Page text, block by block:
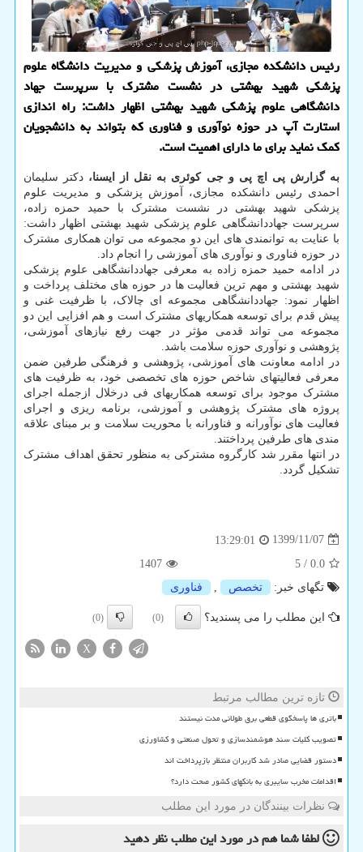
رئیس دانشکده مجازی، آموزش پزشکی و مدیریت دانشگاه علوم
پزشکی شهید بهشتی در نشست مشترک با سرپرست جهاد
دانشگاهی علوم پزشکی شهید بهشتی اظهار داشت: راه اندازی
استارت آپ در حوزه نوآوری و فناوری که بتواند به دانشجویان
کمک نماید برای ما دارای اهمیت است.
به گزارش پی اچ پی و جی کوئری به نقل از ایسنا، دکتر سلیمان
احمدی رئیس دانشکده مجازی، آموزش پزشکی و مدیریت علوم
پزشکی شهید بهشتی در نشست مشترک با حمید حمزه زاده،
سرپرست جهاددانشگاهی علوم پزشکی شهید بهشتی اظهار داشت:
با عنایت به توانمندی های این دو مجموعه می توان همکاری مشترک
در حوزه فناوری و نوآوری های آموزشی را انجام داد.
در ادامه حمید حمزه زاده به معرفی جهاددانشگاهی علوم پزشکی
شهید بهشتی و مهم ترین فعالیت ها در حوزه های مختلف پرداخت و
اظهار نمود: جهاددانشگاهی مجموعه ای چالاک، با ظرفیت غنی و
پیش قدم برای توسعه همکاریهای مشترک است و هم افزایی این دو
مجموعه می تواند قدمی مؤثر در جهت رفع نیازهای آموزشی،
پژوهشی و نوآوری حوزه سلامت باشد.
در ادامه معاونت های آموزشی، پژوهشی و فرهنگی طرفین ضمن
معرفی فعالیتهای شاخص حوزه های تخصصی خود، به ظرفیت های
مشترک موجود برای توسعه همکاریهای فی درخلال ازجمله اجرای
پروژه های مشترک پژوهشی و آموزشی، برنامه ریزی و اجرای
فعالیت های نوآورانه و فناورانه با محوریت سلامت و بر مبنای علاقه
مندی های طرفین پرداختند.
در انتها مقرر شد کارگروه مشترکی به منظور تحقق اهداف مشترک
تشکیل گردد.
1399/11/07
13:29:01
0.0
/
5
1407
تگهای خبر:
تخصص , فناوری
این مطلب را می پسندید؟ (0)
(0)
X
تازه ترین مطالب مرتبط
باتری ها پاسخگوی قطعی برق طولانی مدت نیستند
تصویب کلیات سند هوشمندسازی و تحول صنعتی و کشاورزی
دستور قضایی صادر شد کاربران منتظر بازپرداخت اند
اقدامات مخرب سایبری به بانکهای کشور صحت دارد؟
نظرات بینندگان در مورد این مطلب
لطفا شما همدر مورد این مطلبنظر دهید